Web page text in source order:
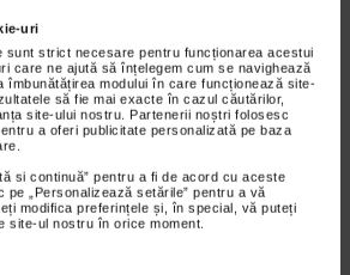
uri
sunt strict necesare pentru funcționarea acestui
care ne ajută să înțelegem cum se navighează
îmbunătățirea modului în care funcționează site-
să fie mai exacte în cazul căutărilor,
site-ului nostru. Partenerii noștri folosesc
a oferi publicitate personalizată pe baza
si continuă” pentru a fi de acord cu aceste
„Personalizează setările” pentru a vă
modifica preferințele și, în special, vă puteți
site-ul nostru în orice moment.
de a identifica si gestiona
emotii, precum si emotiile celorlalti.
se spune ca inteligenta
cateva abilitati:…
secunde 6 august 2026
cauze, factori declansatori si solutii
urinar
este termenul medical pentru
accidentala de urina, de obicei in
somnului. Este o afectiune frecventa